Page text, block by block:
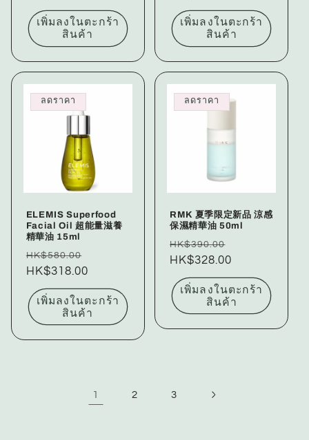
เพิ่มลงในตะกร้า
สินค้า
เพิ่มลงในตะกร้า
สินค้า
ลดราคา
ELEMIS Superfood
Facial Oil 超能量滋養
精華油 15ml
ราคา
ปกติ
HK$580.00
HK$318.00
เพิ่มลงในตะกร้า
สินค้า
ลดราคา
RMK 夏季限定新品 涼感
保濕精華油 50ml
ราคา
ปกติ
HK$390.00
HK$328.00
เพิ่มลงในตะกร้า
สินค้า
1 2 3